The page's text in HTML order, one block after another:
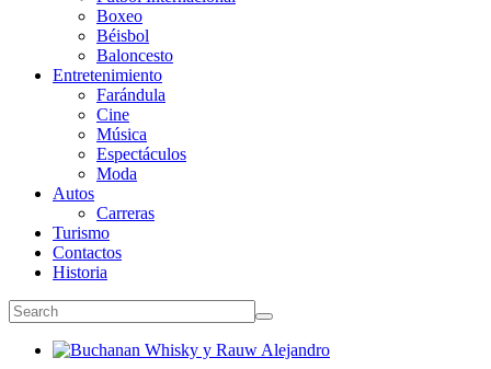
Boxeo
Béisbol
Baloncesto
Entretenimiento
Farándula
Cine
Música
Espectáculos
Moda
Autos
Carreras
Turismo
Contactos
Historia